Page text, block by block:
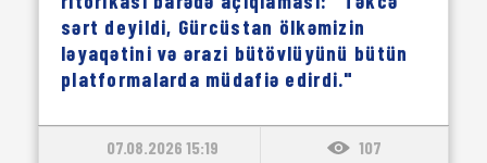
sərt deyildi, Gürcüstan ölkəmizin
ləyaqətini və ərazi bütövlüyünü bütün
platformalarda müdafiə edirdi."
07.08.2026 15:19 107